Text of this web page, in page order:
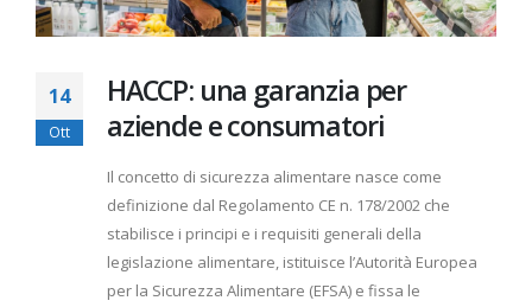
14
Ott
HACCP: una garanzia per
aziende e consumatori
Il concetto di sicurezza alimentare nasce come
definizione dal Regolamento CE n. 178/2002 che
stabilisce i principi e i requisiti generali della
legislazione alimentare, istituisce l’Autorità Europea
per la Sicurezza Alimentare (EFSA) e fissa le